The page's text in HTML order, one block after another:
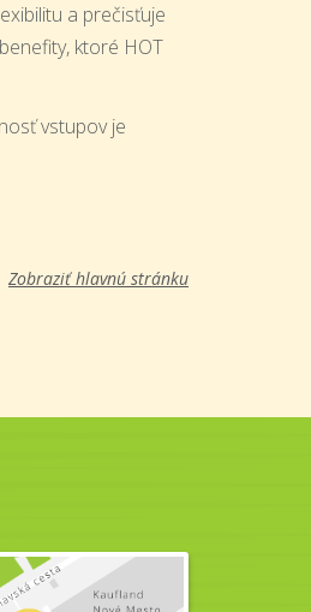
a prečisťuje
ktoré HOT
vstupov je
Zobraziť hlavnú stránku